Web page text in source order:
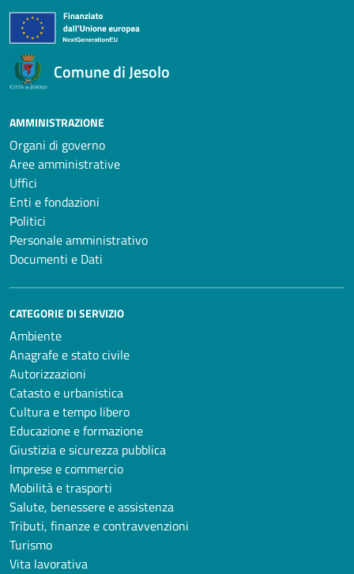
Comune di Jesolo
AMMINISTRAZIONE
Organi di governo
Aree amministrative
Uffici
Enti e fondazioni
Politici
Personale amministrativo
Documenti e Dati
CATEGORIE DI SERVIZIO
Ambiente
Anagrafe e stato civile
Autorizzazioni
Catasto e urbanistica
Cultura e tempo libero
Educazione e formazione
Giustizia e sicurezza pubblica
Imprese e commercio
Mobilità e trasporti
Salute, benessere e assistenza
Tributi, finanze e contravvenzioni
Turismo
Vita lavorativa